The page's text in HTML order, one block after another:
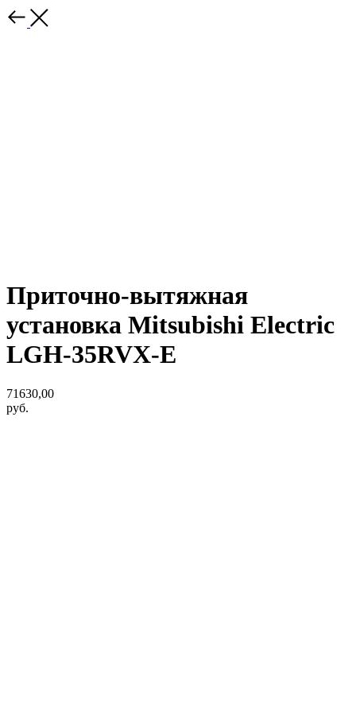
Приточно-вытяжная
установка Mitsubishi Electric
LGH-35RVX-E
71630,00
руб.